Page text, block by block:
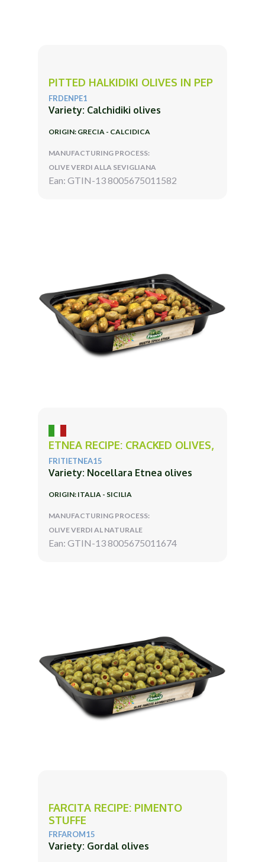
PITTED HALKIDIKI OLIVES IN PEP
FRDENPE1
Variety: Calchidiki olives
ORIGIN: GRECIA - CALCIDICA
MANUFACTURING PROCESS:
OLIVE VERDI ALLA SEVIGLIANA
Ean: GTIN-13 8005675011582
ETNEA RECIPE: CRACKED OLIVES,
FRITIETNEA15
Variety: Nocellara Etnea olives
ORIGIN: ITALIA - SICILIA
MANUFACTURING PROCESS:
OLIVE VERDI AL NATURALE
Ean: GTIN-13 8005675011674
FARCITA RECIPE: PIMENTO
STUFFE
FRFAROM15
Variety: Gordal olives